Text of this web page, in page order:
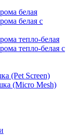
белая
белая с
тепло-белая
тепло-белая с
(Pet Screen)
(Micro Mesh)